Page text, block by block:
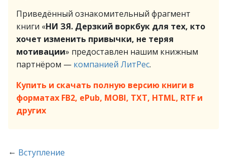
Приведённый ознакомительный фрагмент
книги «НИ ЗЯ. Дерзкий воркбук для тех, кто
хочет изменить привычки, не теряя
мотивации» предоставлен нашим книжным
партнёром — компанией ЛитРес.
Купить и скачать полную версию книги в
форматах FB2, ePub, MOBI, TXT, HTML, RTF и
других
← Вступление